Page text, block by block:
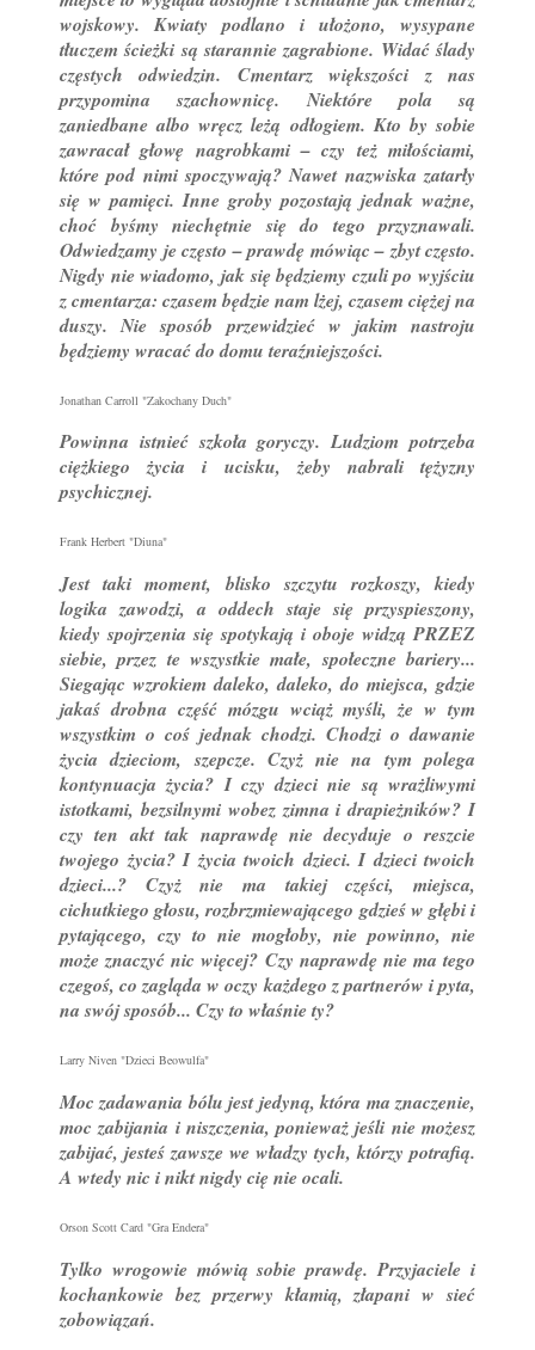
wojskowy. Kwiaty podlano i ułożono, wysypane
tłuczem ścieżki są starannie zagrabione. Widać ślady
częstych odwiedzin. Cmentarz większości z nas
przypomina szachownicę. Niektóre pola są
zaniedbane albo wręcz leżą odłogiem. Kto by sobie
zawracał głowę nagrobkami – czy też miłościami,
które pod nimi spoczywają? Nawet nazwiska zatarły
się w pamięci. Inne groby pozostają jednak ważne,
choć byśmy niechętnie się do tego przyznawali.
Odwiedzamy je często – prawdę mówiąc – zbyt często.
Nigdy nie wiadomo, jak się będziemy czuli po wyjściu
z cmentarza: czasem będzie nam lżej, czasem ciężej na
duszy. Nie sposób przewidzieć w jakim nastroju
będziemy wracać do domu teraźniejszości.
Jonathan Carroll "Zakochany Duch"
Powinna istnieć szkoła goryczy. Ludziom potrzeba
ciężkiego życia i ucisku, żeby nabrali tężyzny
psychicznej.
Frank Herbert "Diuna"
Jest taki moment, blisko szczytu rozkoszy, kiedy
logika zawodzi, a oddech staje się przyspieszony,
kiedy spojrzenia się spotykają i oboje widzą PRZEZ
siebie, przez te wszystkie małe, społeczne bariery...
Siegając wzrokiem daleko, daleko, do miejsca, gdzie
jakaś drobna część mózgu wciąż myśli, że w tym
wszystkim o coś jednak chodzi. Chodzi o dawanie
życia dzieciom, szepcze. Czyż nie na tym polega
kontynuacja życia? I czy dzieci nie są wrażliwymi
istotkami, bezsilnymi wobez zimna i drapieżników? I
czy ten akt tak naprawdę nie decyduje o reszcie
twojego życia? I życia twoich dzieci. I dzieci twoich
dzieci...? Czyż nie ma takiej części, miejsca,
cichutkiego głosu, rozbrzmiewającego gdzieś w głębi i
pytającego, czy to nie mogłoby, nie powinno, nie
może znaczyć nic więcej? Czy naprawdę nie ma tego
czegoś, co zagląda w oczy każdego z partnerów i pyta,
na swój sposób... Czy to właśnie ty?
Larry Niven "Dzieci Beowulfa"
Moc zadawania bólu jest jedyną, która ma znaczenie,
moc zabijania i niszczenia, ponieważ jeśli nie możesz
zabijać, jesteś zawsze we władzy tych, którzy potrafią.
A wtedy nic i nikt nigdy cię nie ocali.
Orson Scott Card "Gra Endera"
Tylko wrogowie mówią sobie prawdę. Przyjaciele i
kochankowie bez przerwy kłamią, złapani w sieć
zobowiązań.